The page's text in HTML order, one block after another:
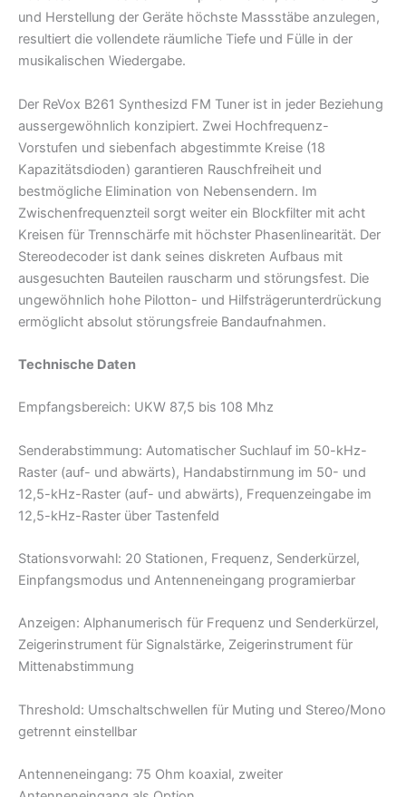
und Herstellung der Geräte höchste Massstäbe anzulegen,
resultiert die vollendete räumliche Tiefe und Fülle in der
musikalischen Wiedergabe.
Der ReVox B261 Synthesizd FM Tuner ist in jeder Beziehung
aussergewöhnlich konzipiert. Zwei Hochfrequenz-
Vorstufen und siebenfach abgestimmte Kreise (18
Kapazitätsdioden) garantieren Rauschfreiheit und
bestmögliche Elimination von Nebensendern. Im
Zwischenfrequenzteil sorgt weiter ein Blockfilter mit acht
Kreisen für Trennschärfe mit höchster Phasenlinearität. Der
Stereodecoder ist dank seines diskreten Aufbaus mit
ausgesuchten Bauteilen rauscharm und störungsfest. Die
ungewöhnlich hohe Pilotton- und Hilfsträgerunterdrückung
ermöglicht absolut störungsfreie Bandaufnahmen.
Technische Daten
Empfangsbereich: UKW 87,5 bis 108 Mhz
Senderabstimmung: Automatischer Suchlauf im 50-kHz-
Raster (auf- und abwärts), Handabstirnmung im 50- und
12,5-kHz-Raster (auf- und abwärts), Frequenzeingabe im
12,5-kHz-Raster über Tastenfeld
Stationsvorwahl: 20 Stationen, Frequenz, Senderkürzel,
Einpfangsmodus und Antenneneingang programierbar
Anzeigen: Alphanumerisch für Frequenz und Senderkürzel,
Zeigerinstrument für Signalstärke, Zeigerinstrument für
Mittenabstimmung
Threshold: Umschaltschwellen für Muting und Stereo/Mono
getrennt einstellbar
Antenneneingang: 75 Ohm koaxial, zweiter